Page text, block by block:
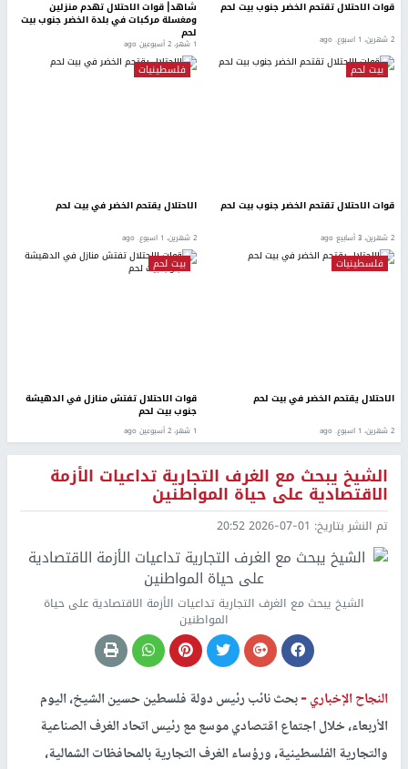
قوات الاحتلال تقتحم الخضر جنوب بيت لحم
2 شهرين، 1 اسبوع. ago
شاهد| قوات الاحتلال تهدم منزلين
ومغسلة مركبات في بلدة الخضر جنوب بيت
لحم
1 شهر، 2 أسبوعين ago
بيت لحم
قوات الاحتلال تقتحم الخضر جنوب بيت لحم
2 شهرين، 3 أسابيع ago
فلسطينيات
الاحتلال يقتحم الخضر في بيت لحم
2 شهرين، 1 اسبوع. ago
فلسطينيات
الاحتلال يقتحم الخضر في بيت لحم
2 شهرين، 1 اسبوع. ago
بيت لحم
قوات الاحتلال تفتش منازل في الدهيشة
جنوب بيت لحم
1 شهر، 2 أسبوعين ago
الشيخ يبحث مع الغرف التجارية تداعيات الأزمة
الاقتصادية على حياة المواطنين
تم النشر بتاريخ: 2026-07-01 20:52
الشيخ يبحث مع الغرف التجارية تداعيات الأزمة الاقتصادية على حياة
المواطنين
النجاح الإخباري -بحث نائب رئيس دولة فلسطين حسين الشيخ، اليوم
الأربعاء، خلال اجتماع اقتصادي موسع مع رئيس اتحاد الغرف الصناعية
والتجارية الفلسطينية، ورؤساء الغرف التجارية بالمحافظات الشمالية،